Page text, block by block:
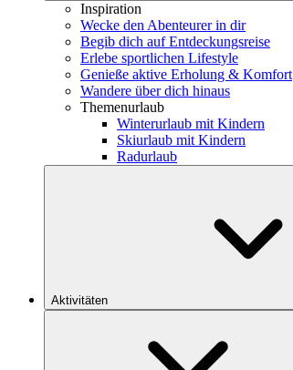
Inspiration
Wecke den Abenteurer in dir
Begib dich auf Entdeckungsreise
Erlebe sportlichen Lifestyle
Genieße aktive Erholung & Komfort
Wandere über dich hinaus
Themenurlaub
Winterurlaub mit Kindern
Skiurlaub mit Kindern
Radurlaub
Aktivitäten